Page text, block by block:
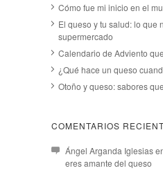
Cómo fue mi inicio en el
El queso y tu salud: lo que
supermercado
Calendario de Adviento
¿Qué hace un queso
Otoño y queso: sabores
COMENTARIOS
Ángel Arganda Iglesias
eres amante del queso